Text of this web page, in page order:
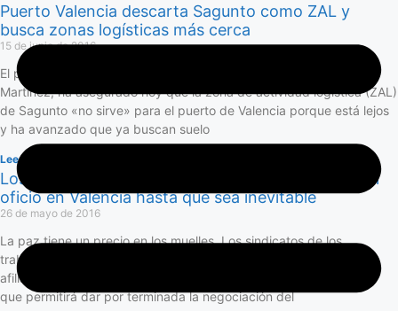
Puerto Valencia descarta Sagunto como ZAL y
busca zonas logísticas más cerca
15 de junio de 2016
El presidente de la Autoridad Portuaria de Valencia (APV), Aurelio
Martínez, ha asegurado hoy que la zona de actividad logística (ZAL)
de Sagunto «no sirve» para el puerto de Valencia porque está lejos
y ha avanzado que ya buscan suelo
Leer más »
Los sindicatos de la estiba frenan el libre acceso al
oficio en Valencia hasta que sea inevitable
26 de mayo de 2016
La paz tiene un precio en los muelles. Los sindicatos de los
trabajadores de la estiba están celebrando asambleas con sus
afiliados como paso previo a la del conjunto de los trabajadores,
que permitirá dar por terminada la negociación del